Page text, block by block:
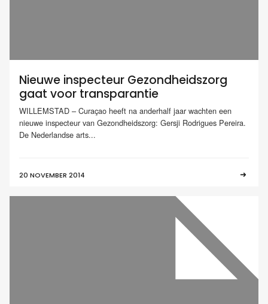
Nieuwe inspecteur Gezondheidszorg
gaat voor transparantie
WILLEMSTAD – Curaçao heeft na anderhalf jaar wachten een
nieuwe inspecteur van Gezondheidszorg: Gersji Rodrigues Pereira.
De Nederlandse arts...
20 NOVEMBER 2014